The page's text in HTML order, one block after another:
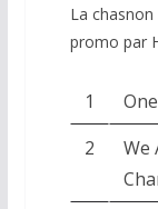
La
promo par
1
2
We